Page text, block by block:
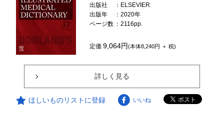
出版社
：ELSEVIER
出版年
：2020年
ページ数 ：2116pp.
定価9,064円(本体8,240円 ＋ 税)
詳しく見る
ほしいものリストに登録 いいね